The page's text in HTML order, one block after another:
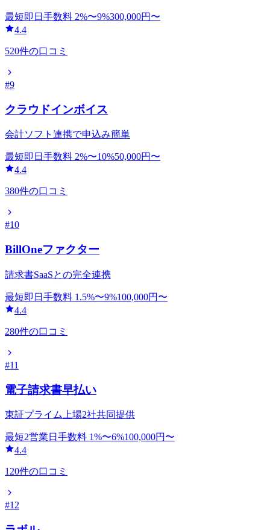
最短即日 手数料 2%〜9%300,000円〜
4.4
520件の口コミ
#9
クラウドインボイス
会計ソフト連携で申込み簡単
最短即日 手数料 2%〜10%50,000円〜
4.4
380件の口コミ
#10
BillOneファクター
請求書SaaSとの完全連携
最短即日 手数料 1.5%〜9%100,000円〜
4.4
280件の口コミ
#11
電子請求書早払い
東証プライム上場2社共同提供
最短2営業日 手数料 1%〜6%100,000円〜
4.4
120件の口コミ
#12